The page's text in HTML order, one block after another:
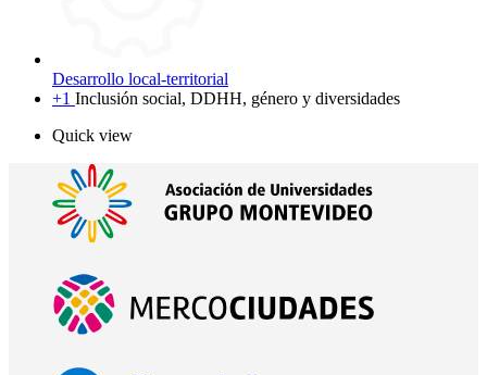
Desarrollo local-territorial
+1 Inclusión social, DDHH, género y diversidades
Quick view